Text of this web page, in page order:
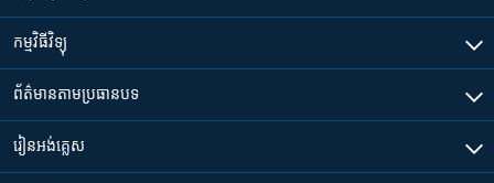
កម្មវិធី​វិទ្យុ
ព័ត៌មាន​តាមប្រធានបទ​
រៀន​​អង់គ្លេស